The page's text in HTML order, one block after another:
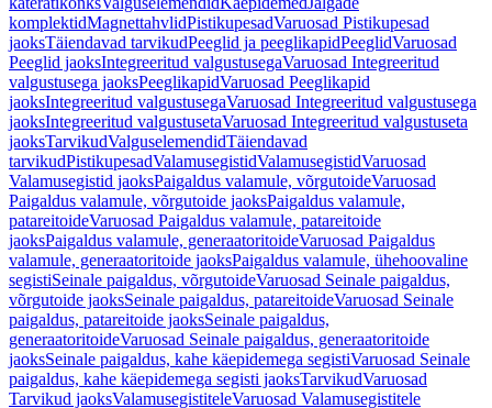
komplektidMagnettahvlidPistikupesadVaruosad Pistikupesad
jaoksTäiendavad tarvikudPeeglid ja peeglikapidPeeglidVaruosad
Peeglid jaoksIntegreeritud valgustusegaVaruosad Integreeritud
valgustusega jaoksPeeglikapidVaruosad Peeglikapid
jaoksIntegreeritud valgustusegaVaruosad Integreeritud valgustusega
jaoksIntegreeritud valgustusetaVaruosad Integreeritud valgustuseta
jaoksTarvikudValguselemendidTäiendavad
tarvikudPistikupesadValamusegistidValamusegistidVaruosad
Valamusegistid jaoksPaigaldus valamule, võrgutoideVaruosad
Paigaldus valamule, võrgutoide jaoksPaigaldus valamule,
patareitoideVaruosad Paigaldus valamule, patareitoide
jaoksPaigaldus valamule, generaatoritoideVaruosad Paigaldus
valamule, generaatoritoide jaoksPaigaldus valamule, ühehoovaline
segistiSeinale paigaldus, võrgutoideVaruosad Seinale paigaldus,
võrgutoide jaoksSeinale paigaldus, patareitoideVaruosad Seinale
paigaldus, patareitoide jaoksSeinale paigaldus,
generaatoritoideVaruosad Seinale paigaldus, generaatoritoide
jaoksSeinale paigaldus, kahe käepidemega segistiVaruosad Seinale
paigaldus, kahe käepidemega segisti jaoksTarvikudVaruosad
Tarvikud jaoksValamusegistiteleVaruosad Valamusegistitele